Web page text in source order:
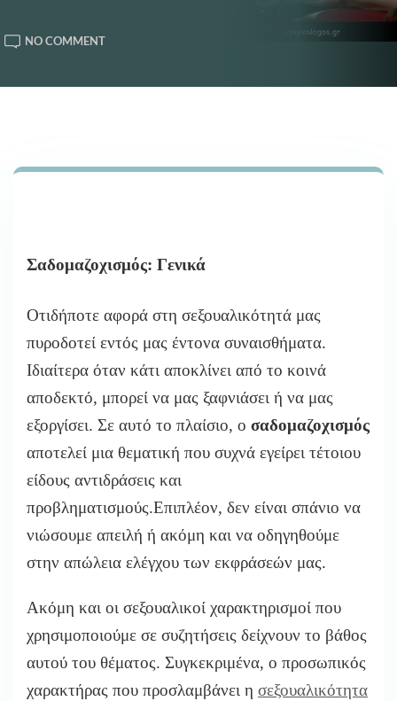
NO COMMENTON
Σαδομαζοχισμός: Γενικά
Οτιδήποτε αφορά στη σεξουαλικότητά μας
πυροδοτεί εντός μας έντονα συναισθήματα.
Ιδιαίτερα όταν κάτι αποκλίνει από το κοινά
αποδεκτό, μπορεί να μας ξαφνιάσει ή να μας
εξοργίσει. Σε αυτό το πλαίσιο, ο σαδομαζοχισμός
αποτελεί μια θεματική που συχνά εγείρει τέτοιου
είδους αντιδράσεις και
προβληματισμούς.Επιπλέον, δεν είναι σπάνιο να
νιώσουμε απειλή ή ακόμη και να οδηγηθούμε
στην απώλεια ελέγχου των εκφράσεών μας.
Ακόμη και οι σεξουαλικοί χαρακτηρισμοί που
χρησιμοποιούμε σε συζητήσεις δείχνουν το βάθος
αυτού του θέματος. Συγκεκριμένα, ο προσωπικός
χαρακτήρας που προσλαμβάνει η σεξουαλικότητα